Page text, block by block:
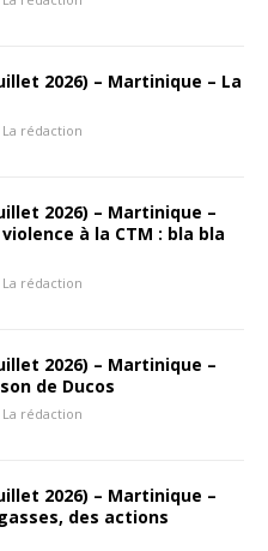
2026) – Martinique – La
La rédaction
2026) – Martinique –
à la CTM : bla bla
La rédaction
2026) – Martinique –
de Ducos
La rédaction
2026) – Martinique –
des actions